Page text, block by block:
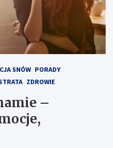
SNÓW PORADY
ZDROWIE
–